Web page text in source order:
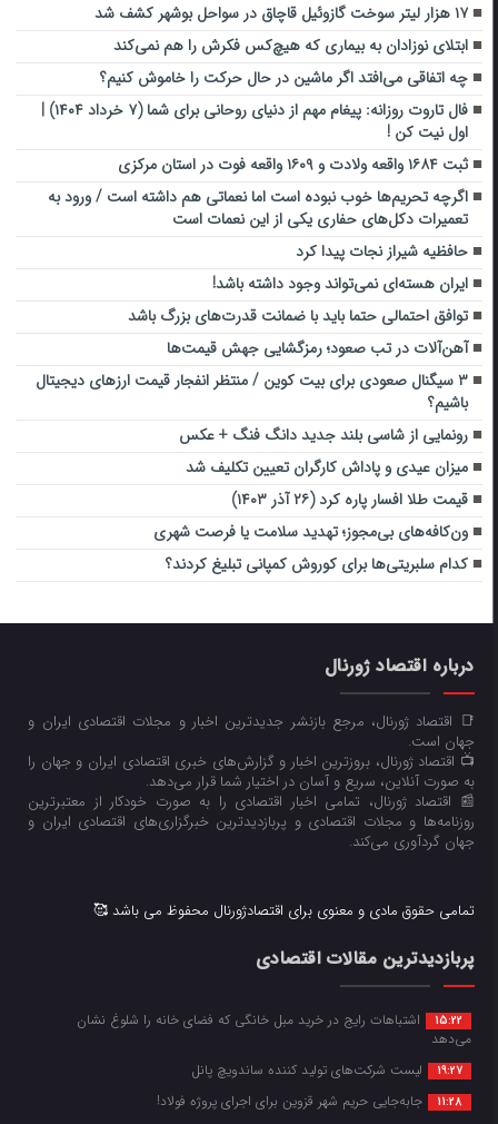
۱۷ هزار لیتر سوخت گازوئیل قاچاق در سواحل بوشهر کشف شد
ابتلای نوزادان به بیماری که هیچ‌کس فکرش را هم نمی‌کند
چه اتفاقی می‌افتد اگر ماشین در حال حرکت را خاموش کنیم؟
فال تاروت روزانه: پیغام مهم از دنیای روحانی برای شما (۷ خرداد ۱۴۰۴) |
اول نیت کن !
ثبت ۱۶۸۴ واقعه ولادت و ۱۶۰۹ واقعه فوت در استان مرکزی
اگرچه تحریم‌ها خوب نبوده است اما نعماتی هم داشته است / ورود به
تعمیرات دکل‌های حفاری یکی از این نعمات است
حافظیه شیراز نجات پیدا کرد
ایران هسته‌ای نمی‌تواند وجود داشته باشد!
توافق احتمالی حتما باید با ضمانت قدرت‌های بزرگ باشد
آهن‌آلات در تب صعود؛ رمزگشایی جهش قیمت‌ها
۳ سیگنال صعودی برای بیت کوین / منتظر انفجار قیمت ارزهای دیجیتال
باشیم؟
رونمایی از شاسی بلند جدید دانگ فنگ + عکس
میزان عیدی و پاداش کارگران تعیین تکلیف شد
قیمت طلا افسار پاره کرد (۲۶ آذر ۱۴۰۳)
ون‌کافه‌های بی‌مجوز؛ تهدید سلامت یا فرصت شهری
کدام سلبریتی‌ها برای کوروش کمپانی تبلیغ کردند؟
درباره اقتصاد ژورنال
📑 اقتصاد ژورنال، مرجع بازنشر جدیدترین اخبار و مجلات اقتصادی ایران و
جهان است.
📺 اقتصاد ژورنال، بروزترین اخبار و گزارش‌های خبری اقتصادی ایران و جهان را
به صورت آنلاین، سریع و آسان در اختیار شما قرار می‌‌دهد.
📰 اقتصاد ژورنال، تمامی اخبار اقتصادی را به صورت خودکار از معتبرترین
روزنامه‌ها و مجلات اقتصادی و پربازدیدترین خبرگزاری‌های اقتصادی ایران و
جهان گردآوری می‌کند.
تمامی حقوق مادی و معنوی برای اقتصادژورنال محفوظ می باشد 🥰
پربازدیدترین مقالات اقتصادی
15:22
اشتباهات رایج در خرید مبل خانگی که فضای خانه را شلوغ نشان
می‌دهد
19:27 لیست شرکت‌های تولید کننده ساندویچ پانل
11:28 جابه‌جایی حریم شهر قزوین برای اجرای پروژه فولاد!